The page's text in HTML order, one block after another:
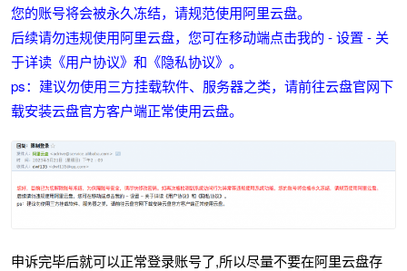
您的账号将会被永久冻结，请规范使用阿里云盘。
后续请勿违规使用阿里云盘，您可在移动端点击我的 - 设置 - 关
于详读《用户协议》和《隐私协议》。
ps：建议勿使用三方挂载软件、服务器之类，请前往云盘官网下
载安装云盘官方客户端正常使用云盘。
申诉完毕后就可以正常登录账号了,所以尽量不要在阿里云盘存